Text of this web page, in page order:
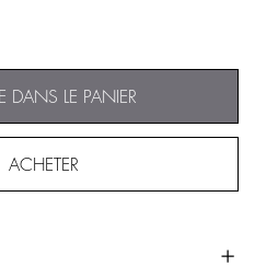
DANS LE PANIER
ACHETER